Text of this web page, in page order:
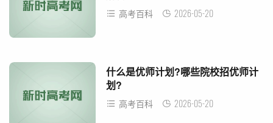
高考百科 2026-05-20
什么是优师计划?哪些院校招优师计
划?
高考百科 2026-05-20